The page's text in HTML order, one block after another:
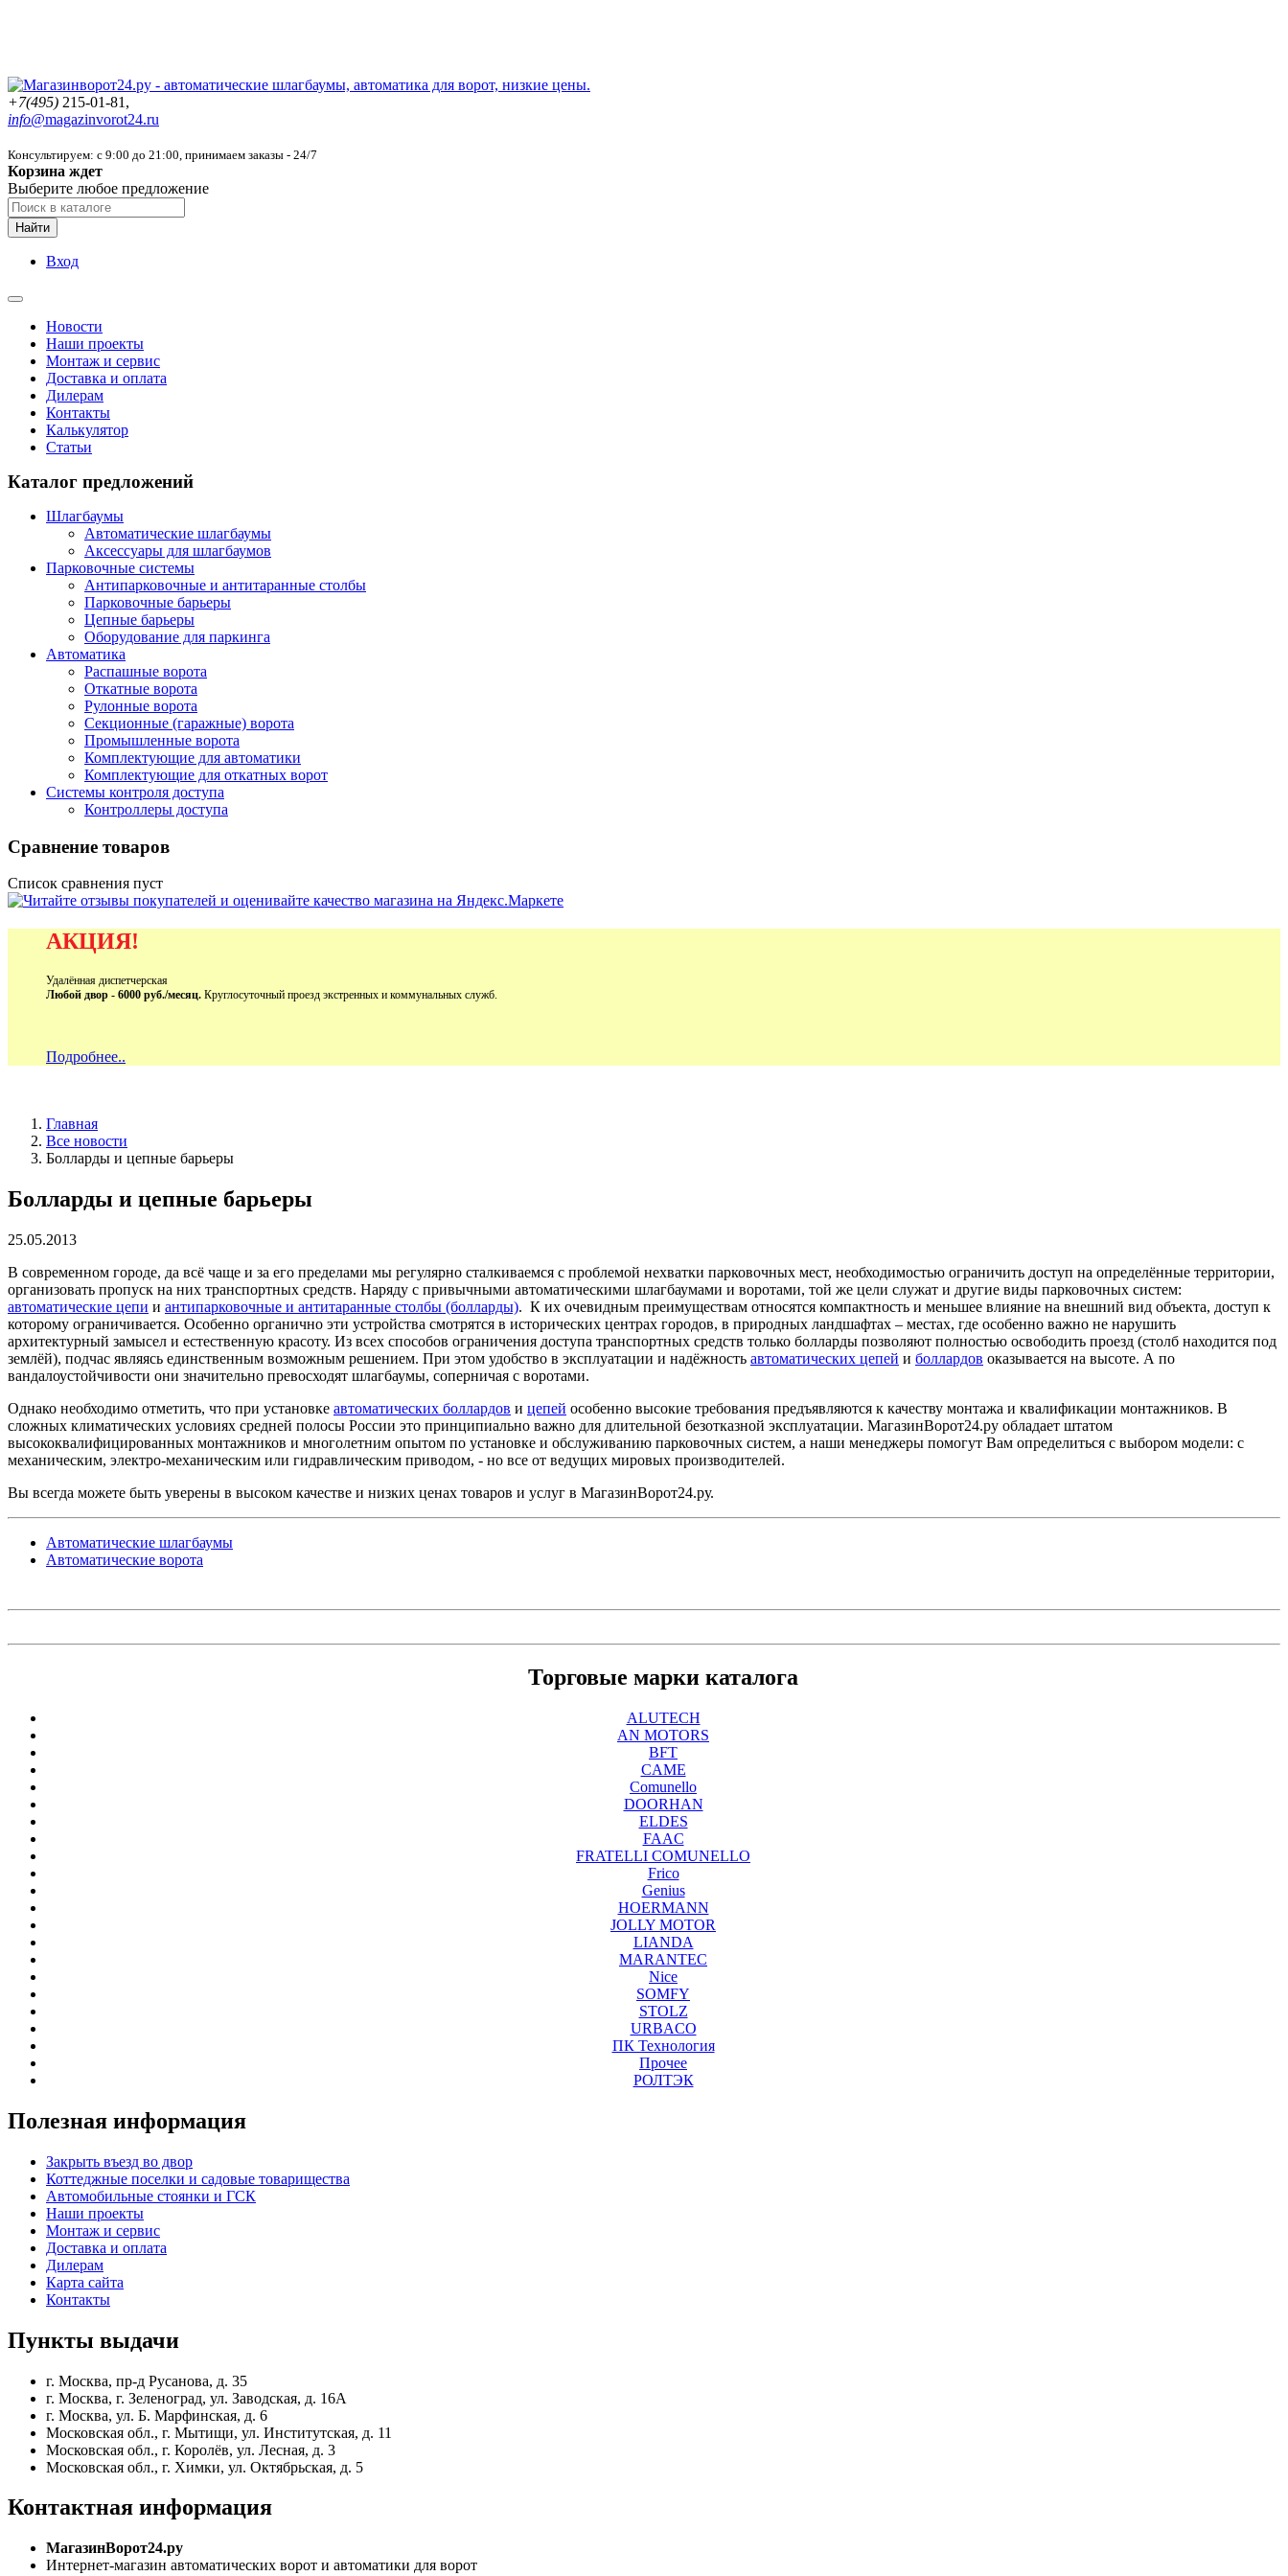
+7(495) 215-01-81,
info@magazinvorot24.ru
Консультируем: с 9:00 до 21:00, принимаем заказы - 24/7
Корзина ждет
Выберите любое предложение
Найти
Вход
Новости
Наши проекты
Монтаж и сервис
Доставка и оплата
Дилерам
Контакты
Калькулятор
Статьи
Каталог предложений
Шлагбаумы
Автоматические шлагбаумы
Аксессуары для шлагбаумов
Парковочные системы
Антипарковочные и антитаранные столбы
Парковочные барьеры
Цепные барьеры
Оборудование для паркинга
Автоматика
Распашные ворота
Откатные ворота
Рулонные ворота
Секционные (гаражные) ворота
Промышленные ворота
Комплектующие для автоматики
Комплектующие для откатных ворот
Системы контроля доступа
Контроллеры доступа
Сравнение товаров
Список сравнения пуст
АКЦИЯ!
Удалённая диспетчерская
Любой двор - 6000 руб./месяц. Круглосуточный проезд экстренных и коммунальных служб.
Подробнее..
Главная
Все новости
Болларды и цепные барьеры
Болларды и цепные барьеры
25.05.2013
В современном городе, да всё чаще и за его пределами мы регулярно сталкиваемся с проблемой нехватки парковочных мест, необходимостью ограничить доступ на определённые территории,
организовать пропуск на них транспортных средств. Наряду с привычными автоматическими шлагбаумами и воротами, той же цели служат и другие виды парковочных систем:
автоматические цепи и антипарковочные и антитаранные столбы (болларды). К их очевидным преимуществам относятся компактность и меньшее влияние на внешний вид объекта, доступ к
которому ограничивается. Особенно органично эти устройства смотрятся в исторических центрах городов, в природных ландшафтах – местах, где особенно важно не нарушить
архитектурный замысел и естественную красоту. Из всех способов ограничения доступа транспортных средств только болларды позволяют полностью освободить проезд (столб находится под
землёй), подчас являясь единственным возможным решением. При этом удобство в эксплуатации и надёжность автоматических цепей и боллардов оказывается на высоте. А по
вандалоустойчивости они значительно превосходят шлагбаумы, соперничая с воротами.
Однако необходимо отметить, что при установке автоматических боллардов и цепей особенно высокие требования предъявляются к качеству монтажа и квалификации монтажников. В
сложных климатических условиях средней полосы России это принципиально важно для длительной безотказной эксплуатации. МагазинВорот24.ру обладает штатом
высококвалифицированных монтажников и многолетним опытом по установке и обслуживанию парковочных систем, а наши менеджеры помогут Вам определиться с выбором модели: с
механическим, электро-механическим или гидравлическим приводом, - но все от ведущих мировых производителей.
Вы всегда можете быть уверены в высоком качестве и низких ценах товаров и услуг в МагазинВорот24.ру.
Автоматические шлагбаумы
Автоматические ворота
Торговые марки каталога
ALUTECH
AN MOTORS
BFT
CAME
Comunello
DOORHAN
ELDES
FAAC
FRATELLI COMUNELLO
Frico
Genius
HOERMANN
JOLLY MOTOR
LIANDA
MARANTEC
Nice
SOMFY
STOLZ
URBACO
ПК Технология
Прочее
РОЛТЭК
Полезная информация
Закрыть въезд во двор
Коттеджные поселки и садовые товарищества
Автомобильные стоянки и ГСК
Наши проекты
Монтаж и сервис
Доставка и оплата
Дилерам
Карта сайта
Контакты
Пункты выдачи
г. Москва, пр-д Русанова, д. 35
г. Москва, г. Зеленоград, ул. Заводская, д. 16А
г. Москва, ул. Б. Марфинская, д. 6
Московская обл., г. Мытищи, ул. Институтская, д. 11
Московская обл., г. Королёв, ул. Лесная, д. 3
Московская обл., г. Химки, ул. Октябрьская, д. 5
Контактная информация
МагазинВорот24.ру
Интернет-магазин автоматических ворот и автоматики для ворот